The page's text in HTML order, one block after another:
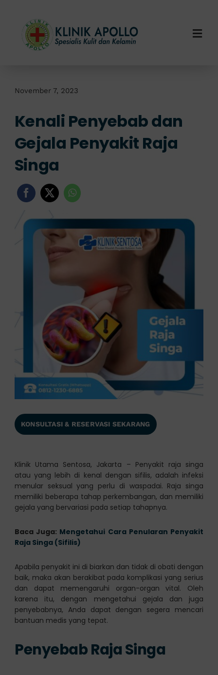
content
Layanan Kami
Info Klinik
November 7, 2023
Kenali Penyebab dan
Gejala Penyakit Raja
Singa
KONSULTASI & RESERVASI SEKARANG
Klinik Utama Sentosa, Jakarta – Penyakit raja singa
atau yang lebih di kenal dengan sifilis, adalah infeksi
menular seksual yang perlu di waspadai. Raja singa
memiliki beberapa tahap perkembangan, dan memiliki
gejala yang bervariasi pada setiap tahapnya.
Baca Juga: Mengetahui Cara Penularan Penyakit
Raja Singa (Sifilis)
Apabila penyakit ini di biarkan dan tidak di obati dengan
baik, maka akan berakibat pada komplikasi yang serius
dan dapat memengaruhi organ-organ vital. Oleh
karena itu, dengan mengetahui gejala dan juga
penyebabnya, Anda dapat dengan segera mencari
bantuan medis yang tepat.
Penyebab Raja Singa